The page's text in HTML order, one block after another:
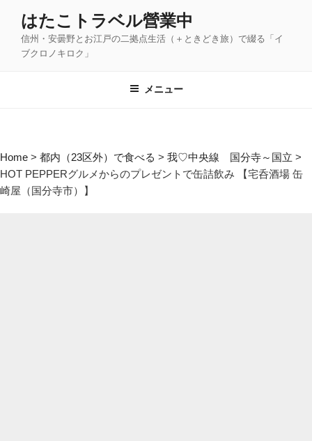
プ
はたこトラベル營業中
信州・安曇野とお江戸の二拠点生活（＋ときどき旅）で綴る「イ
ブクロノキロク」
メニュー
Home > 都内（23区外）で食べる > 我♡中央線 国分寺～国立 >
HOT PEPPERグルメからのプレゼントで缶詰飲み 【宅呑酒場 缶
崎屋（国分寺市）】